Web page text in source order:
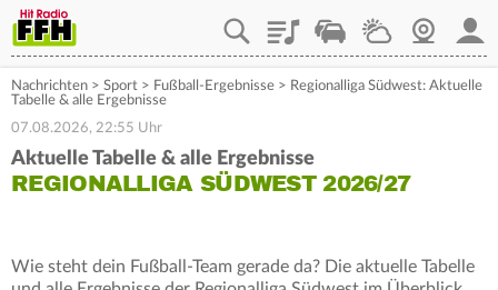
PlaylistStaupilotWetterWebcam
Nachrichten > Sport > Fußball-Ergebnisse > Regionalliga Südwest: Aktuelle
Tabelle & alle Ergebnisse
07.08.2026, 22:55 Uhr
Aktuelle Tabelle & alle Ergebnisse
REGIONALLIGA SÜDWEST 2026/27
Wie steht dein Fußball-Team gerade da? Die aktuelle Tabelle